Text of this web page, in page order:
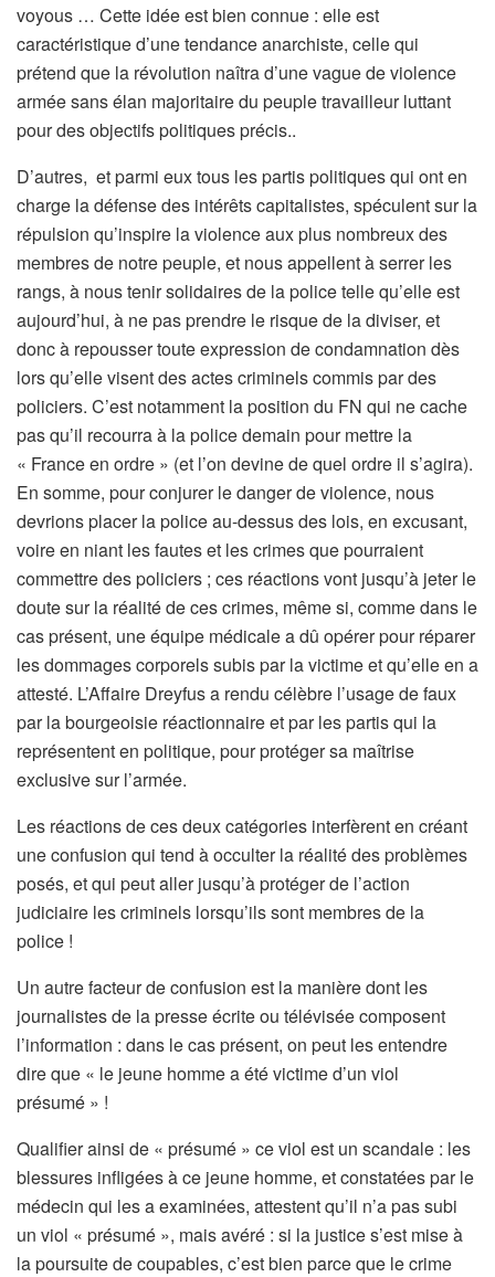
voyous … Cette idée est bien connue : elle est
caractéristique d’une tendance anarchiste, celle qui
prétend que la révolution naîtra d’une vague de violence
armée sans élan majoritaire du peuple travailleur luttant
pour des objectifs politiques précis..
D’autres, et parmi eux tous les partis politiques qui ont en
charge la défense des intérêts capitalistes, spéculent sur la
répulsion qu’inspire la violence aux plus nombreux des
membres de notre peuple, et nous appellent à serrer les
rangs, à nous tenir solidaires de la police telle qu’elle est
aujourd’hui, à ne pas prendre le risque de la diviser, et
donc à repousser toute expression de condamnation dès
lors qu’elle visent des actes criminels commis par des
policiers. C’est notamment la position du FN qui ne cache
pas qu’il recourra à la police demain pour mettre la
« France en ordre » (et l’on devine de quel ordre il s’agira).
En somme, pour conjurer le danger de violence, nous
devrions placer la police au-dessus des lois, en excusant,
voire en niant les fautes et les crimes que pourraient
commettre des policiers ; ces réactions vont jusqu’à jeter le
doute sur la réalité de ces crimes, même si, comme dans le
cas présent, une équipe médicale a dû opérer pour réparer
les dommages corporels subis par la victime et qu’elle en a
attesté. L’Affaire Dreyfus a rendu célèbre l’usage de faux
par la bourgeoisie réactionnaire et par les partis qui la
représentent en politique, pour protéger sa maîtrise
exclusive sur l’armée.
Les réactions de ces deux catégories interfèrent en créant
une confusion qui tend à occulter la réalité des problèmes
posés, et qui peut aller jusqu’à protéger de l’action
judiciaire les criminels lorsqu’ils sont membres de la
police !
Un autre facteur de confusion est la manière dont les
journalistes de la presse écrite ou télévisée composent
l’information : dans le cas présent, on peut les entendre
dire que « le jeune homme a été victime d’un viol
présumé » !
Qualifier ainsi de « présumé » ce viol est un scandale : les
blessures infligées à ce jeune homme, et constatées par le
médecin qui les a examinées, attestent qu’il n’a pas subi
un viol « présumé », mais avéré : si la justice s’est mise à
la poursuite de coupables, c’est bien parce que le crime